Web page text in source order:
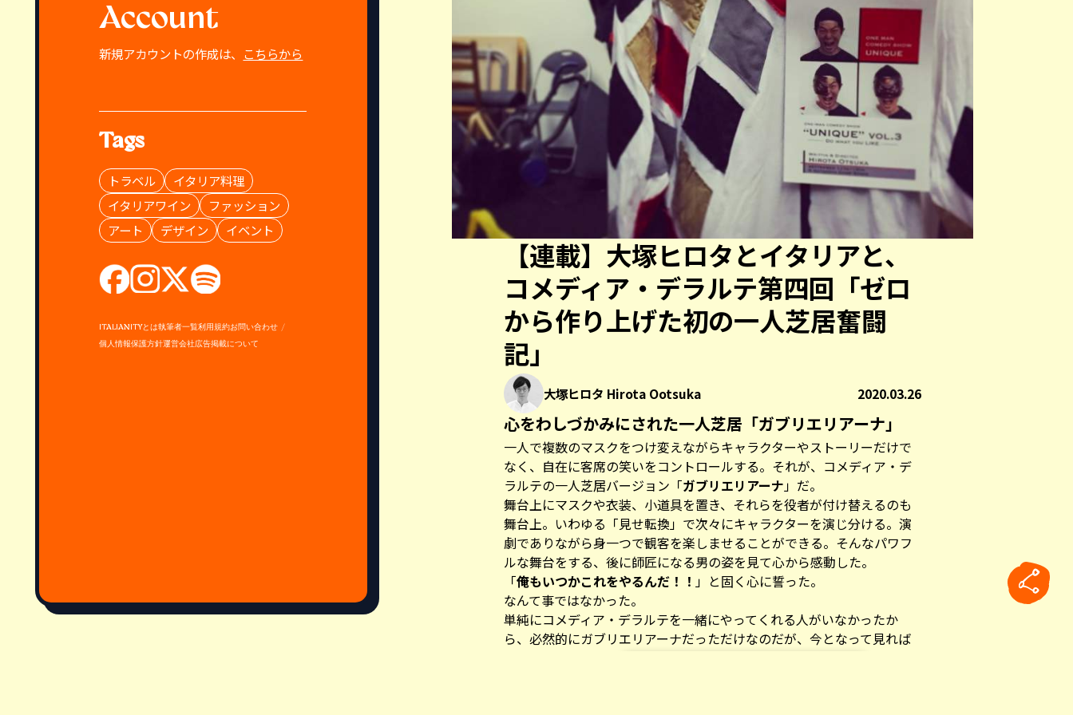
Account
新規アカウントの作成は、 こちらから
Tags
トラベル
イタリア料理
イタリアワイン
ファッション
アート
デザイン イベント
ITALIANITYとは執筆者一覧利用規約お問い合わせ
個人情報保護方針運営会社広告掲載について
【連載】大塚ヒロタとイタリアと、
コメディア・デラルテ第四回「ゼロ
から作り上げた初の一人芝居奮闘
記」
大塚ヒロタ Hirota Ootsuka 2020.03.26
心をわしづかみにされた一人芝居「ガブリエリアーナ」
一人で複数のマスクをつけ変えながらキャラクターやストーリーだけで
なく、自在に客席の笑いをコントロールする。それが、コメディア・デ
ラルテの一人芝居バージョン「ガブリエリアーナ」だ。
舞台上にマスクや衣装、小道具を置き、それらを役者が付け替えるのも
舞台上。いわゆる「見せ転換」で次々にキャラクターを演じ分ける。演
劇でありながら身一つで観客を楽しませることができる。そんなパワフ
ルな舞台をする、後に師匠になる男の姿を見て心から感動した。
「俺もいつかこれをやるんだ！！」と固く心に誓った。
なんて事ではなかった。
単純にコメディア・デラルテを一緒にやってくれる人がいなかったか
ら、必然的にガブリエリアーナだっただけなのだが、今となって見れば